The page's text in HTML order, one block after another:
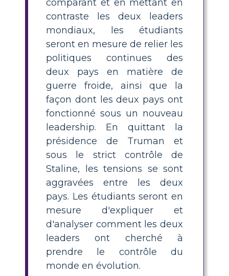
comparant et en mettant en
contraste les deux leaders
mondiaux, les étudiants
seront en mesure de relier les
politiques continues des
deux pays en matière de
guerre froide, ainsi que la
façon dont les deux pays ont
fonctionné sous un nouveau
leadership. En quittant la
présidence de Truman et
sous le strict contrôle de
Staline, les tensions se sont
aggravées entre les deux
pays. Les étudiants seront en
mesure d'expliquer et
d'analyser comment les deux
leaders ont cherché à
prendre le contrôle du
monde en évolution.